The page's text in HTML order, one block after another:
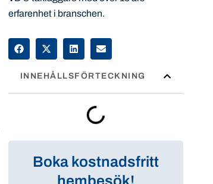
erfarenhet i branschen.
INNEHÅLLSFÖRTECKNING
Boka kostnadsfritt
hembesök!